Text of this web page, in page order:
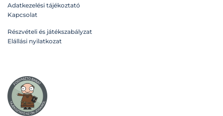
Adatkezelési tájékoztató
Kapcsolat
Részvételi és játékszabályzat
Elállási nyilatkozat